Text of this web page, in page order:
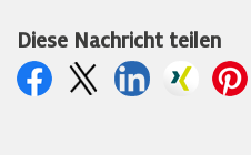
Diese Nachricht teilen